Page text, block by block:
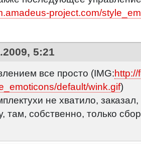
project.com/
5:21
все просто (IMG:
default/wink.gif)
не хватило,
там, собственно, только